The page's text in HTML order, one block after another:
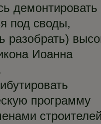
демонтировать
под своды,
разобрать)
Иоанна
программу